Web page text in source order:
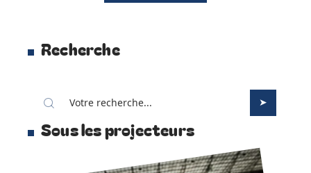
Recherche
Sous les projecteurs